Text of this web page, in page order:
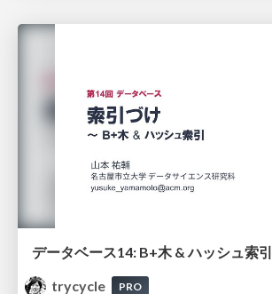
データベース14: B+木 & ハッシュ索引
trycycle
PRO